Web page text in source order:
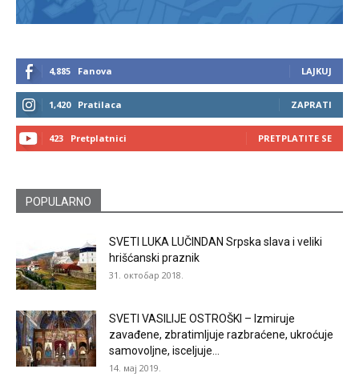
4,885 Fanova LAJKUJ
1,420 Pratilaca ZAPRATI
423 Pretplatnici PRETPLATITE SE
POPULARNO
SVETI LUKA LUČINDAN Srpska slava i veliki
hrišćanski praznik
31. октобар 2018.
SVETI VASILIJE OSTROŠKI – Izmiruje
zavađene, zbratimljuje razbraćene, ukroćuje
samovoljne, isceljuje...
14. мај 2019.